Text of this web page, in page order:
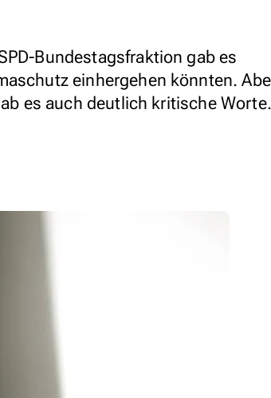
Bundestagsfraktion gab es
einhergehen könnten.
es auch deutlich kritische Worte.